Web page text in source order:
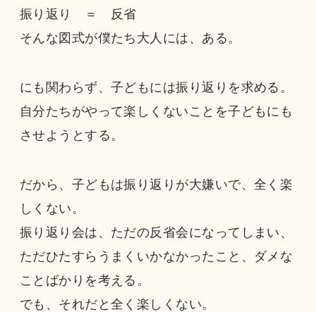
振り返り ＝ 反省
そんな図式が僕たち大人には、ある。
にも関わらず、子どもには振り返りを求める。
自分たちがやって楽しくないことを子どもにも
させようとする。
だから、子どもは振り返りが大嫌いで、全く楽
しくない。
振り返り会は、ただの反省会になってしまい、
ただひたすらうまくいかなかったこと、ダメな
ことばかりを考える。
でも、それだと全く楽しくない。